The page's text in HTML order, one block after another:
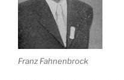
Franz Fahnenbrock